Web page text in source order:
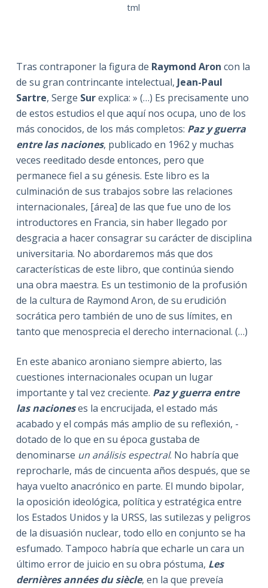
tml
Tras contraponer la figura de Raymond Aron con la
de su gran contrincante intelectual, Jean-Paul
Sartre, Serge Surexplica: » (…) Es precisamente uno
de estos estudios el que aquí nos ocupa, uno de los
más conocidos, de los más completos: Paz y guerra
entre las naciones, publicado en 1962 y muchas
veces reeditado desde entonces, pero que
permanece fiel a su génesis. Este libro es la
culminación de sus trabajos sobre las relaciones
internacionales, [área] de las que fue uno de los
introductores en Francia, sin haber llegado por
desgracia a hacer consagrar su carácter de disciplina
universitaria. No abordaremos más que dos
características de este libro, que continúa siendo
una obra maestra. Es un testimonio de la profusión
de la cultura de Raymond Aron, de su erudición
socrática pero también de uno de sus límites, en
tanto que menosprecia el derecho internacional. (…)
En este abanico aroniano siempre abierto, las
cuestiones internacionales ocupan un lugar
importante y tal vez creciente. Paz y guerra entre
las nacioneses la encrucijada, el estado más
acabado y el compás más amplio de su reflexión, -
dotado de lo que en su época gustaba de
denominarse un análisis espectral. No habría que
reprocharle, más de cincuenta años después, que se
haya vuelto anacrónico en parte. El mundo bipolar,
la oposición ideológica, política y estratégica entre
los Estados Unidos y la URSS, las sutilezas y peligros
de la disuasión nuclear, todo ello en conjunto se ha
esfumado. Tampoco habría que echarle un cara un
último error de juicio en su obra póstuma, Les
dernières années du siècle, en la que preveía